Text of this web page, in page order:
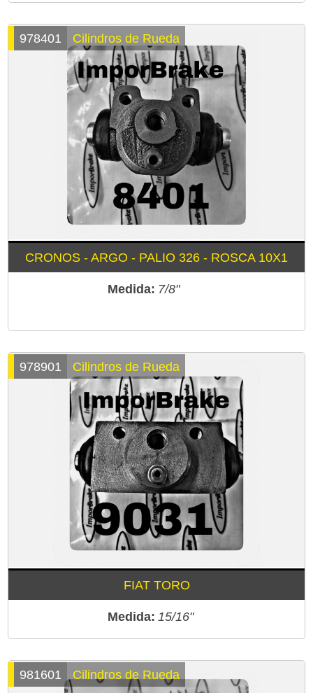
CRONOS - ARGO - PALIO 326 - ROSCA 10X1
Medida: 7/8"
978401 Cilindros de Rueda
FIAT TORO
Medida: 15/16"
978901 Cilindros de Rueda
981601 Cilindros de Rueda